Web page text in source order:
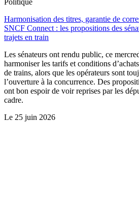
Harmonisation des titres, garantie de
SNCF Connect : les propositions des
trajets en train
Les sénateurs ont rendu public, ce
harmoniser les tarifs et conditions
de trains, alors que les opérateurs sont
l’ouverture à la concurrence. Des
ont bon espoir de voir reprises par les
cadre.
Le 25 juin 2026